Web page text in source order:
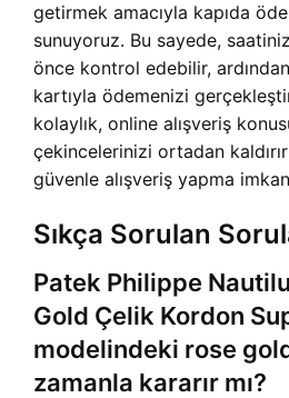
getirmek amacıyla kapıda
sunuyoruz. Bu sayede,
önce kontrol edebilir,
kartıyla ödemenizi
kolaylık, online alışveriş
çekincelerinizi ortadan
güvenle alışveriş yapma
Sıkça Sorulan
Patek Philippe
Gold Çelik Kordon
modelindeki rose
zamanla kararır mı?